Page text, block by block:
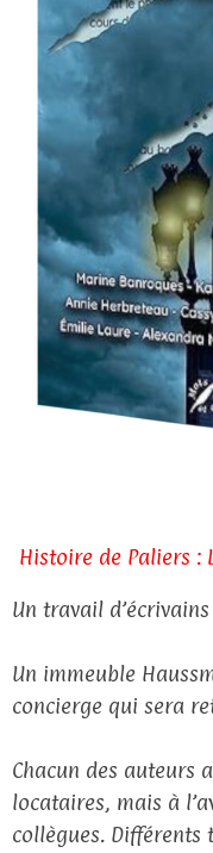
Histoire de Paliers :
Un travail
Un immeuble
concierge qui sera
Chacun des auteurs
locataires, mais à
collègues. Différents